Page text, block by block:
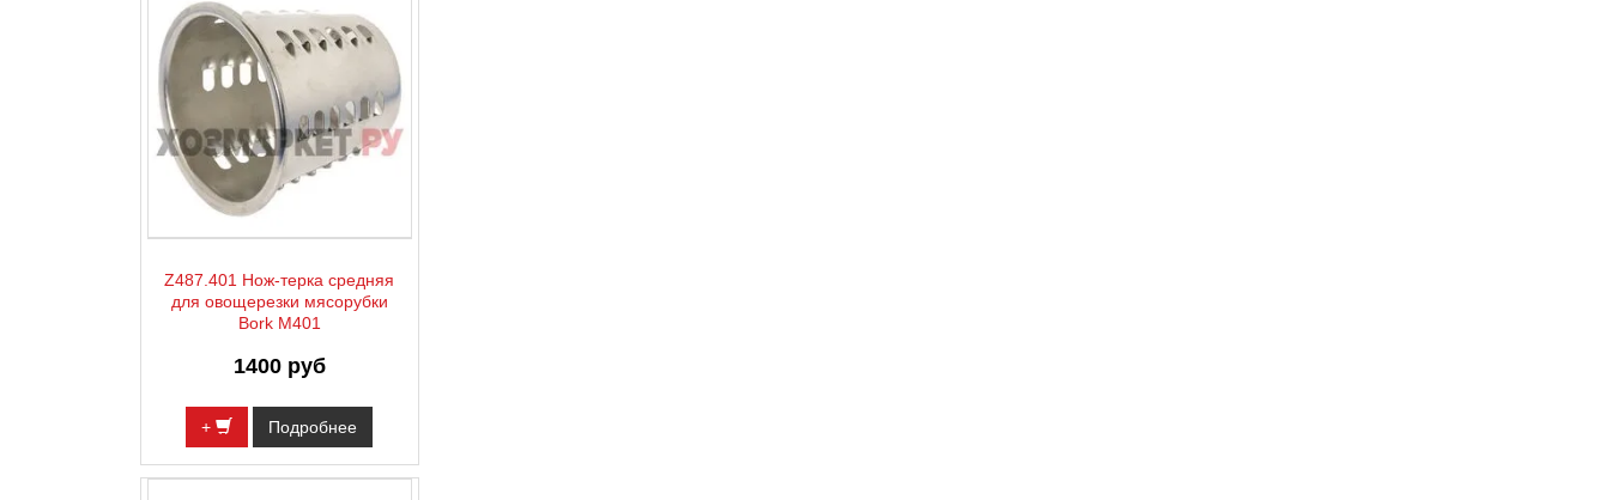
Z487.401 Нож-терка средняя
для овощерезки мясорубки
Bork M401
1400 руб
+ Подробнее